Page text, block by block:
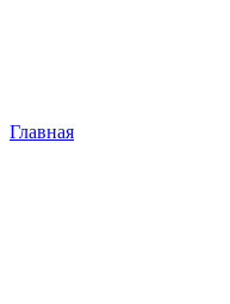
Главная